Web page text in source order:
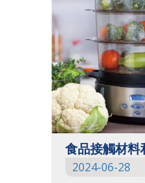
食品接觸材料
2024-06-28